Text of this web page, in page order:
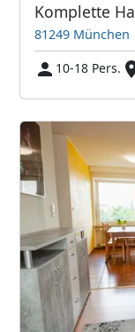
Komplette
81249 München
10-18 Pers.